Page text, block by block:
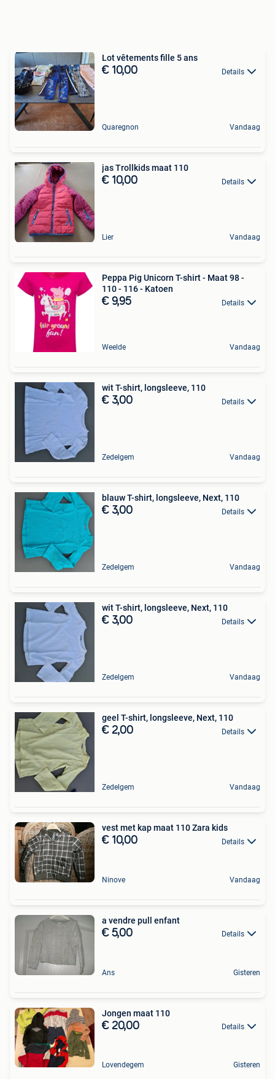
Lot vêtements fille 5 ans
€ 10,00 Details
Quaregnon Vandaag
jas Trollkids maat 110
€ 10,00 Details
Lier Vandaag
Peppa Pig Unicorn T-shirt - Maat 98 -
110 - 116 - Katoen
€ 9,95 Details
Weelde Vandaag
wit T-shirt, longsleeve, 110
€ 3,00 Details
Zedelgem Vandaag
blauw T-shirt, longsleeve, Next, 110
€ 3,00 Details
Zedelgem Vandaag
wit T-shirt, longsleeve, Next, 110
€ 3,00 Details
Zedelgem Vandaag
geel T-shirt, longsleeve, Next, 110
€ 2,00 Details
Zedelgem Vandaag
vest met kap maat 110 Zara kids
€ 10,00 Details
Ninove Vandaag
a vendre pull enfant
€ 5,00 Details
Ans Gisteren
Jongen maat 110
€ 20,00 Details
Lovendegem Gisteren